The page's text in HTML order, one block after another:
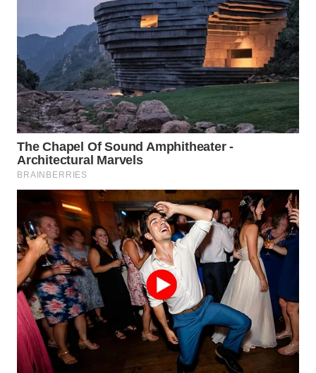
SEMARANG
WN
SOLO
WN
BOROBUDUR
WN
MADURA
WN
SURABAYA
WN
NATUNA
WN
BINTAN